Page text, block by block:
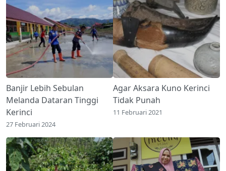
Banjir Lebih Sebulan
Melanda Dataran Tinggi
Kerinci
27 Februari 2024
Agar Aksara Kuno Kerinci
Tidak Punah
11 Februari 2021